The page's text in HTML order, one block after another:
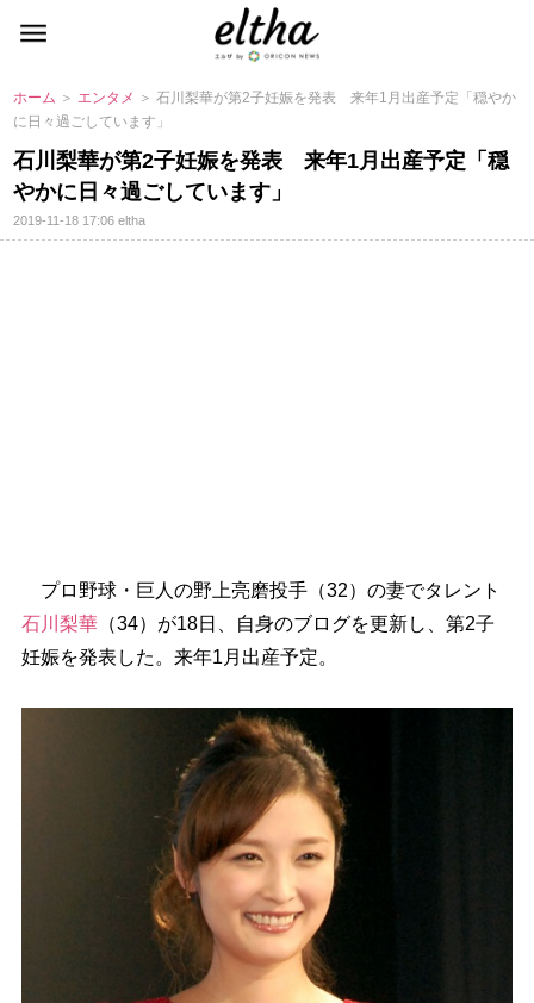
ホーム ＞ エンタメ ＞ 石川梨華が第2子妊娠を発表 来年1月出産予定「穏やか
に日々過ごしています」
石川梨華が第2子妊娠を発表 来年1月出産予定「穏
かに日々過ごしています」
2019-11-18 17:06eltha
プロ野球・巨人の野上亮磨投手（32）の妻でタレント
石川梨華（34）が18日、自身のブログを更新し、第2子
妊娠を発表した。来年1月出産予定。